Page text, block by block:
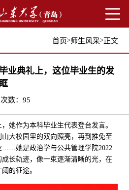
首页>师生风采>正文
业典礼上，这位毕业生的发
数：95
她作为本科毕业生代表登台发言。
大校园里的双向照亮，再到推免至
……她是政治学与公共管理学院2022
长轨迹，像一束逐渐清晰的光，在
的征途。